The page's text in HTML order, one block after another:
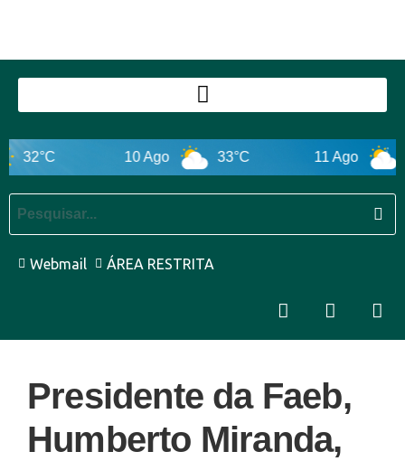
32°C 10 Ago 33°C 11 Ago
Webmail ÁREA RESTRITA
Presidente da Faeb,
Humberto Miranda,